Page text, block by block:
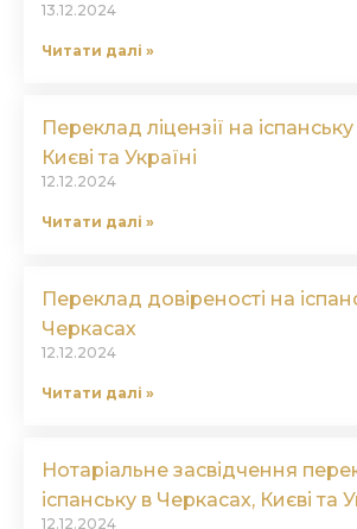
13.12.2024
Читати далі »
Переклад ліцензії на
Києві та Україні
12.12.2024
Читати далі »
Переклад довіреності на
Черкасах
12.12.2024
Читати далі »
Нотаріальне засвідчення
іспанську в Черкасах, Києві та
12.12.2024